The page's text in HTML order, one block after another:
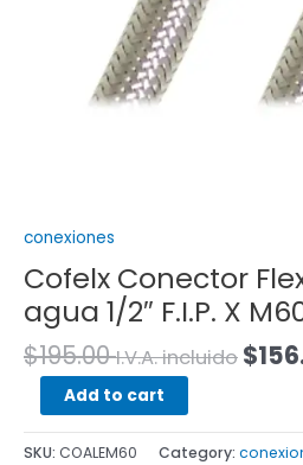
conexiones
Cofelx Conector
agua 1/2″ F.I.P. X
$195.00 I.V.A. incluido $
Add to cart
SKU: COALEM60 Category: